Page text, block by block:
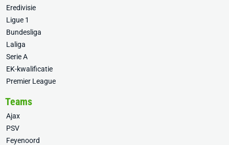
Eredivisie
Ligue 1
Bundesliga
Laliga
Serie A
EK-kwalificatie
Premier League
Teams
Ajax
PSV
Feyenoord